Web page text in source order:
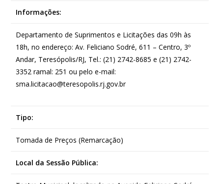
Informações:
Departamento de Suprimentos e Licitações das 09h às
18h, no endereço: Av. Feliciano Sodré, 611 – Centro, 3º
Andar, Teresópolis/RJ, Tel.: (21) 2742-8685 e (21) 2742-
3352 ramal: 251 ou pelo e-mail:
sma.licitacao@teresopolis.rj.gov.br
Tipo:
Tomada de Preços (Remarcação)
Local da Sessão Pública: